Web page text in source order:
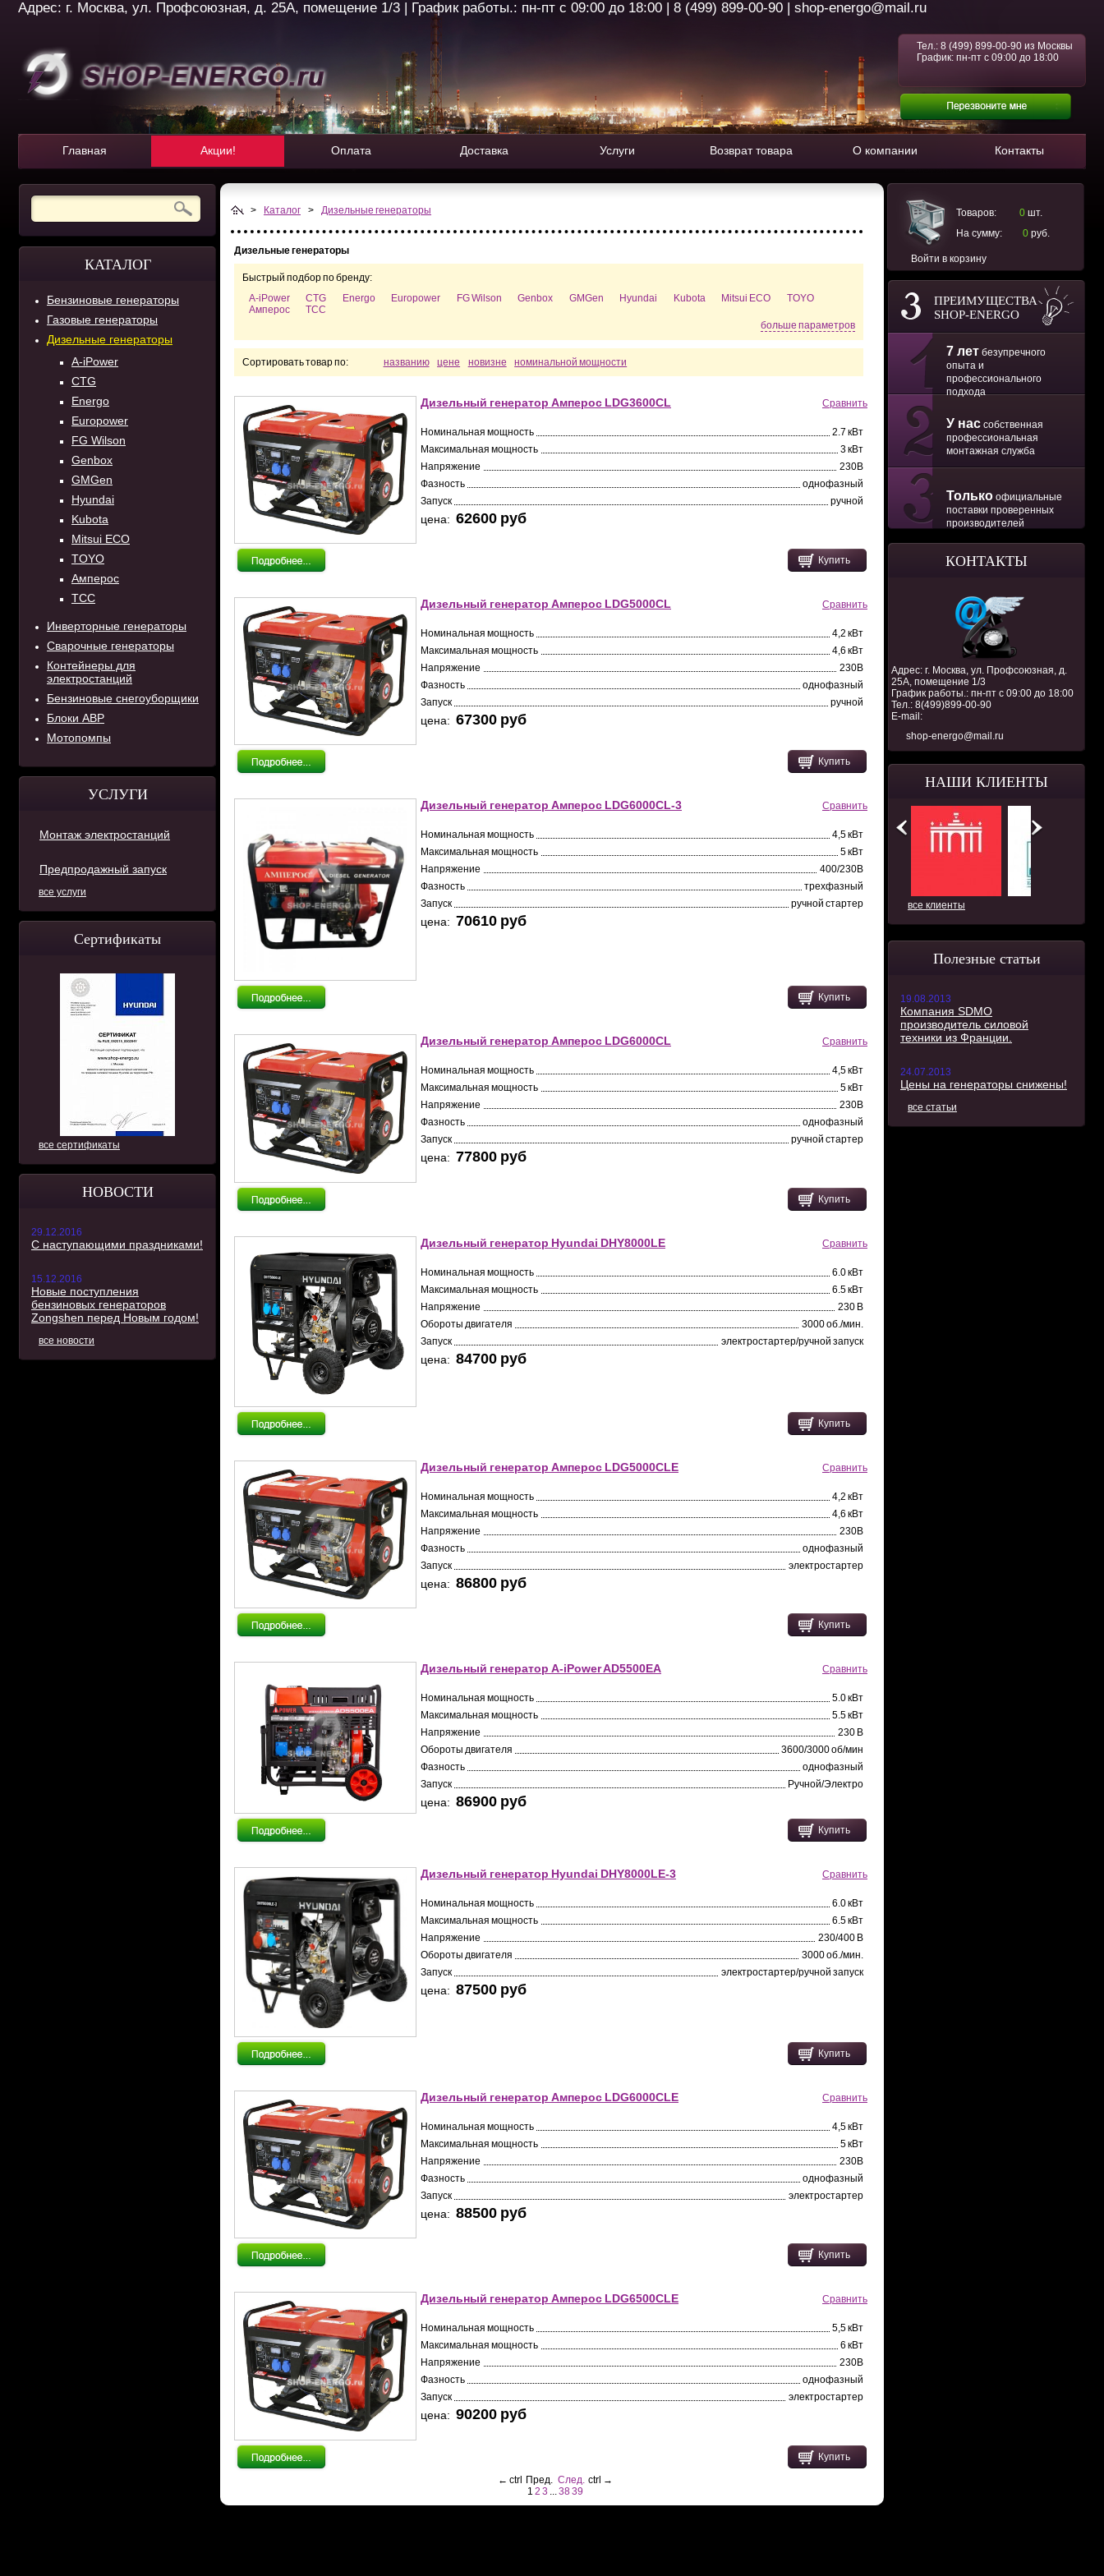
Адрес: г. Москва, ул. Профсоюзная, д. 25А, помещение 1/3 | График работы.: пн-пт с 09:00 до 18:00 | 8 (499) 899-00-90 | shop-energo@mail.ru
Тел.: 8 (499) 899-00-90 из Москвы
График: пн-пт с 09:00 до 18:00
Главная Акции! Оплата Доставка Услуги Возврат товара О компании Контакты
КАТАЛОГ
Бензиновые генераторы
Газовые генераторы
Дизельные генераторы
A-iPower
CTG
Energo
Europower
FG Wilson
Genbox
GMGen
Hyundai
Kubota
Mitsui ECO
TOYO
Амперос
ТСС
Инверторные генераторы
Сварочные генераторы
Контейнеры для
электростанций
Бензиновые снегоуборщики
Блоки АВР
Мотопомпы
УСЛУГИ
Монтаж электростанций
Предпродажный запуск
все услуги
Сертификаты
все сертификаты
НОВОСТИ
29.12.2016
С наступающими праздниками!
15.12.2016
Новые поступления
бензиновых генераторов
Zongshen перед Новым годом!
все новости
Товаров: 0 шт.
На сумму:
0 руб.
Войти в корзину
ПРЕИМУЩЕСТВА
SHOP-ENERGO
7 лет безупречного
опыта и
профессионального
подхода
У нас собственная
профессиональная
монтажная служба
Только официальные
поставки проверенных
производителей
КОНТАКТЫ
Адрес: г. Москва, ул. Профсоюзная, д.
25А, помещение 1/3
График работы.: пн-пт с 09:00 до 18:00
Тел.: 8(499)899-00-90
E-mail:
shop-energo@mail.ru
НАШИ КЛИЕНТЫ
все клиенты
Полезные статьи
19.08.2013
Компания SDMO
производитель силовой
техники из Франции.
24.07.2013
Цены на генераторы снижены!
все статьи
> Каталог > Дизельные генераторы
Дизельные генераторы
Быстрый подбор по бренду:
A-iPower
CTG Energo Europower FG Wilson Genbox GMGen Hyundai Kubota Mitsui ECO
TOYO
Амперос
ТСС
больше параметров
Сортировать товар по: названию цене новизне номинальной мощности
Дизельный генератор Амперос LDG3600СL Сравнить
Номинальная мощность
2.7 кВт
Максимальная мощность
3 кВт
Напряжение
230В
Фазность
однофазный
Запуск
ручной
цена: 62600 pуб
Купить
Дизельный генератор Амперос LDG5000СL Сравнить
Номинальная мощность
4,2 кВт
Максимальная мощность
4,6 кВт
Напряжение
230В
Фазность
однофазный
Запуск
ручной
цена: 67300 pуб
Купить
Дизельный генератор Амперос LDG6000СL-3 Сравнить
Номинальная мощность
4,5 кВт
Максимальная мощность
5 кВт
Напряжение
400/230В
Фазность
трехфазный
Запуск
ручной стартер
цена: 70610 pуб
Купить
Дизельный генератор Амперос LDG6000СL Сравнить
Номинальная мощность
4,5 кВт
Максимальная мощность
5 кВт
Напряжение
230В
Фазность
однофазный
Запуск
ручной стартер
цена: 77800 pуб
Купить
Дизельный генератор Hyundai DHY8000LE Сравнить
Номинальная мощность
6.0 кВт
Максимальная мощность
6.5 кВт
Напряжение
230 В
Обороты двигателя
3000 об./мин.
Запуск
электростартер/ручной запуск
цена: 84700 pуб
Купить
Дизельный генератор Амперос LDG5000СLE Сравнить
Номинальная мощность
4,2 кВт
Максимальная мощность
4,6 кВт
Напряжение
230В
Фазность
однофазный
Запуск
электростартер
цена: 86800 pуб
Купить
Дизельный генератор A-iPower AD5500EA Сравнить
Номинальная мощность
5.0 кВт
Максимальная мощность
5.5 кВт
Напряжение
230 В
Обороты двигателя
3600/3000 об/мин
Фазность
однофазный
Запуск
Ручной/Электро
цена: 86900 pуб
Купить
Дизельный генератор Hyundai DHY8000LE-3 Сравнить
Номинальная мощность
6.0 кВт
Максимальная мощность
6.5 кВт
Напряжение
230/400 В
Обороты двигателя
3000 об./мин.
Запуск
электростартер/ручной запуск
цена: 87500 pуб
Купить
Дизельный генератор Амперос LDG6000СLE Сравнить
Номинальная мощность
4,5 кВт
Максимальная мощность
5 кВт
Напряжение
230В
Фазность
однофазный
Запуск
электростартер
цена: 88500 pуб
Купить
Дизельный генератор Амперос LDG6500СLE Сравнить
Номинальная мощность
5,5 кВт
Максимальная мощность
6 кВт
Напряжение
230В
Фазность
однофазный
Запуск
электростартер
цена: 90200 pуб
Купить
← ctrl Пред. След. ctrl →
1 2 3 3839